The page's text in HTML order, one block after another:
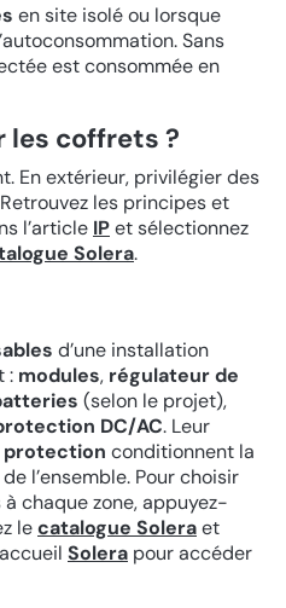
en site isolé ou lorsque
Sans
est consommée en
les coffrets ?
En extérieur, privilégier des
les principes et
l’article IPet sélectionnez
Solera.
d’une installation
: modules, régulateur de
(selon le projet),
DC/AC. Leur
protection conditionnent la
l’ensemble. Pour choisir
chaque zone, appuyez-
lecatalogue Soleraet
Solera pour accéder